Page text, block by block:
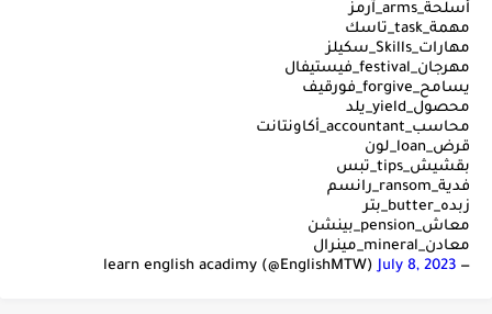
أسلحة_arms_آرمز
مهمة_task_تاسك
مهارات_Skills_سكيلز
مهرجان_festival_فيستيفال
يسامح_forgive_فورقيف
محصول_yield_يلد
محاسب_accountant_أكاونتانت
قرض_loan_لون
بقشيش_tips_تبس
فدية_ransom_رانسم
زبده_butter_بتر
معاش_pension_بينشن
معادن_mineral_مينرال
— learn english acadimy (@EnglishMTW)
July 8, 2023